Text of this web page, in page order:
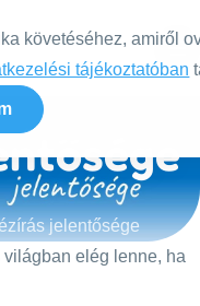
követéséhez, amiről
tájékoztatóban
jelentősége
elég lenne, ha